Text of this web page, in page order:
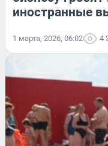
иностранные
1 марта, 2026, 06:02 4